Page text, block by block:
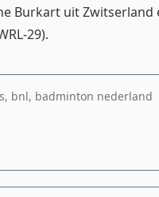
Burkart uit Zwitserland
29).
bnl, badminton nederland